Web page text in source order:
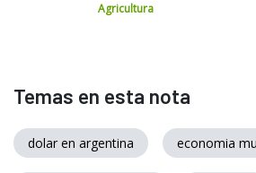
Agricultura
Temas en esta nota
dolar en argentina economia